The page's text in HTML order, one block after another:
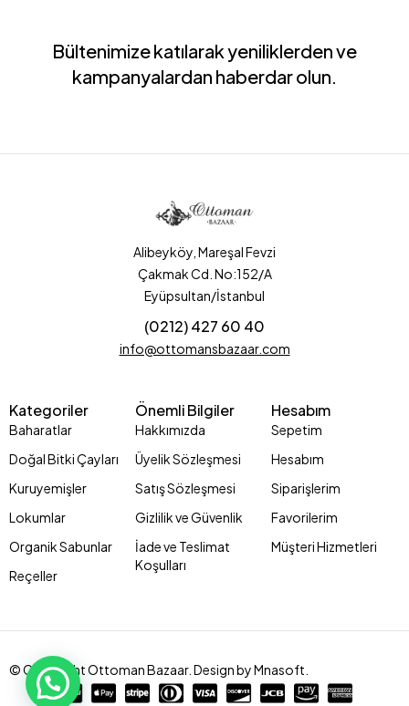
Alibeyköy, Mareşal Fevzi
Çakmak Cd. No:152/A
Eyüpsultan/İstanbul
(0212) 427 60 40
info@ottomansbazaar.com
Kategoriler
Baharatlar
Doğal Bitki Çayları
Kuruyemişler
Lokumlar
Organik Sabunlar
Reçeller
Önemli Bilgiler
Hakkımızda
Üyelik Sözleşmesi
Satış Sözleşmesi
Gizlilik ve Güvenlik
İade ve Teslimat
Koşulları
Hesabım
Sepetim
Hesabım
Siparişlerim
Favorilerim
Müşteri Hizmetleri
Bültenimize katılarak yeniliklerden ve
kampanyalardan haberdar olun.
© Copyright Ottoman Bazaar. Design by Mnasoft.